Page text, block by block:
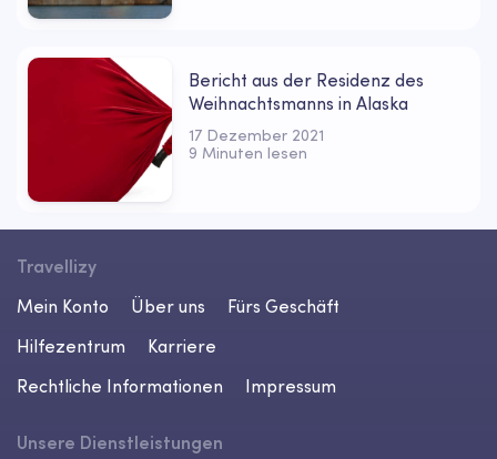
Bericht aus der Residenz des
Weihnachtsmanns in Alaska
17 Dezember 2021
9 Minuten lesen
Travellizy
Mein Konto
Über uns
Fürs Geschäft
Hilfezentrum
Karriere
Rechtliche Informationen
Impressum
Unsere Dienstleistungen